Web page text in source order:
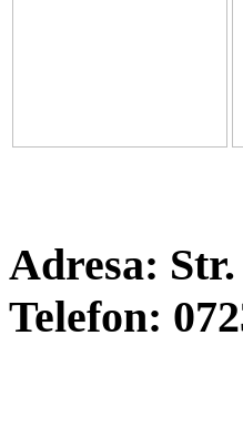
Adresa: Str.
Telefon: